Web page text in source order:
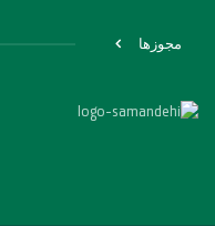
مجوزها